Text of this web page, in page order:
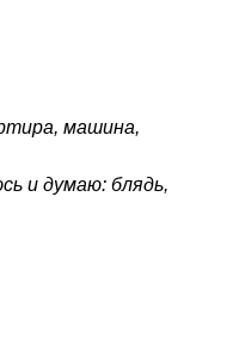
машина,
и думаю: блядь,